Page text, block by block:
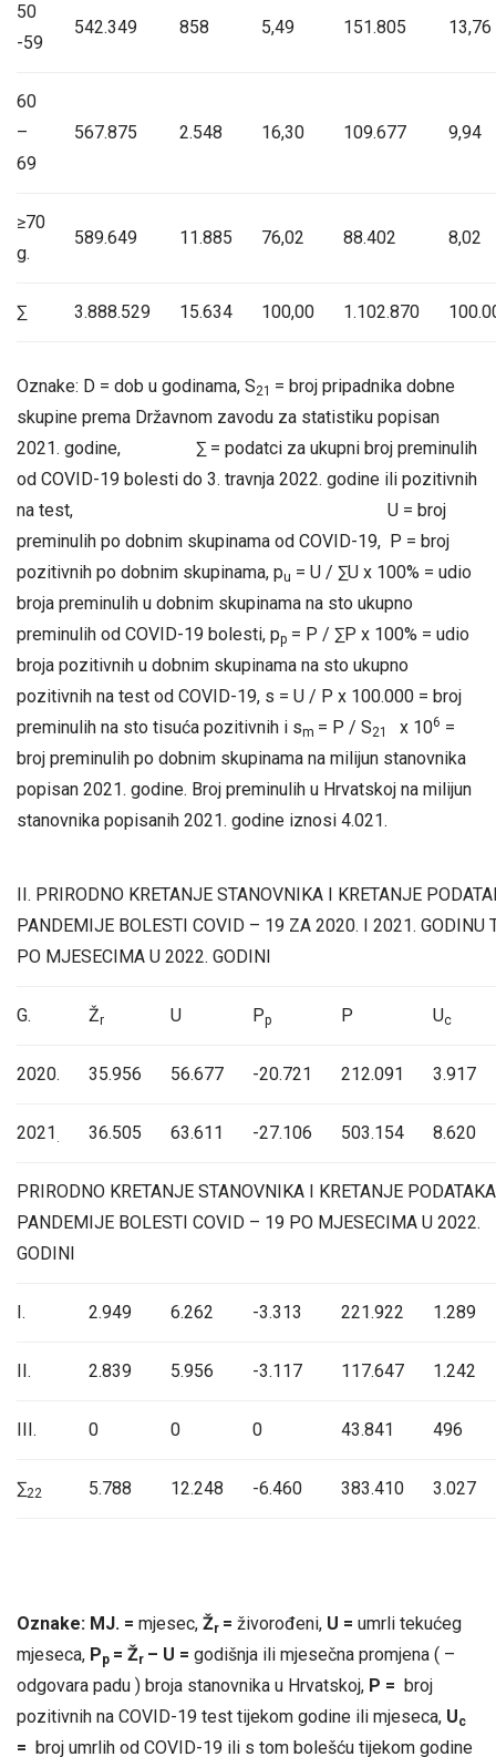
50
-59
542.349 858 5,49 151.805 13,76
60
–
69
567.875 2.548 16,30 109.677 9,94
≥70
g.
589.649 11.885 76,02 88.402 8,02
∑ 3.888.529 15.634 100,00 1.102.870
Oznake: D = dob u godinama, S21 = broj pripadnika dobne
skupine prema Državnom zavodu za statistiku popisan
2021. godine, ∑ = podatci za ukupni broj preminulih
od COVID-19 bolesti do 3. travnja 2022. godine ili pozitivnih
na test, U = broj
preminulih po dobnim skupinama od COVID-19, P = broj
pozitivnih po dobnim skupinama, pu = U / ∑U x 100% = udio
broja preminulih u dobnim skupinama na sto ukupno
preminulih od COVID-19 bolesti, pp = P / ∑P x 100% = udio
broja pozitivnih u dobnim skupinama na sto ukupno
pozitivnih na test od COVID-19, s = U / P x 100.000 = broj
preminulih na sto tisuća pozitivnih i sm = P / S21 x 106 =
broj preminulih po dobnim skupinama na milijun stanovnika
popisan 2021. godine. Broj preminulih u Hrvatskoj na milijun
stanovnika popisanih 2021. godine iznosi 4.021.
II. PRIRODNO KRETANJE STANOVNIKA I KRETANJE
PANDEMIJE BOLESTI COVID – 19 ZA 2020. I 2021. GODINU
PO MJESECIMA U 2022. GODINI
G. Žr U Pp P Uc
2020. 35.956 56.677 -20.721 212.091 3.917
2021 . 36.505 63.611 -27.106 503.154 8.620
PRIRODNO KRETANJE STANOVNIKA I KRETANJE PODATAKA
PANDEMIJE BOLESTI COVID – 19 PO MJESECIMA U 2022.
GODINI
I. 2.949 6.262 -3.313 221.922 1.289
II. 2.839 5.956 -3.117 117.647 1.242
III. 0 0 0 43.841 496
∑22 5.788 12.248 -6.460 383.410 3.027
Oznake: MJ. = mjesec, Žr = živorođeni, U = umrli tekućeg
mjeseca, Pp = Žr – U = godišnja ili mjesečna promjena ( –
odgovara padu ) broja stanovnika u Hrvatskoj, P = broj
pozitivnih na COVID-19 test tijekom godine ili mjeseca, Uc
= broj umrlih od COVID-19 ili s tom bolešću tijekom godine